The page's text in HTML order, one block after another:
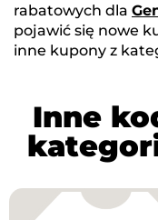
rabatowych dla
pojawić się nowe
inne kupony z
Inne